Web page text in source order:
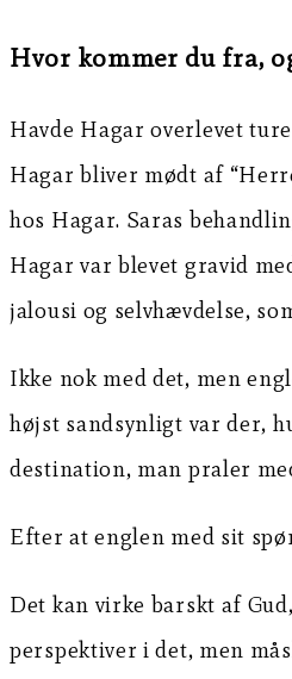
Hvor kommer du fra,
Havde Hagar overlevet
Hagar bliver mødt af
hos Hagar. Saras
Hagar var blevet gravid
jalousi og selvhævdelse,
Ikke nok med det, men
højst sandsynligt var der,
destination, man praler
Efter at englen med sit
Det kan virke barskt af
perspektiver i det, men